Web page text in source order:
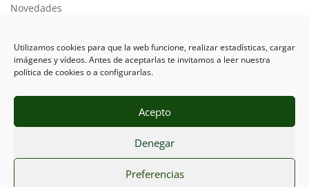
Utilizamos cookies para que la web funcione, realizar estadísticas, cargar
imágenes y vídeos. Antes de aceptarlas te invitamos a leer nuestra
política de cookies o a configurarlas.
Acepto
Denegar
Preferencias
Novedades
Tarifas
Ι Diseño y Programación Web